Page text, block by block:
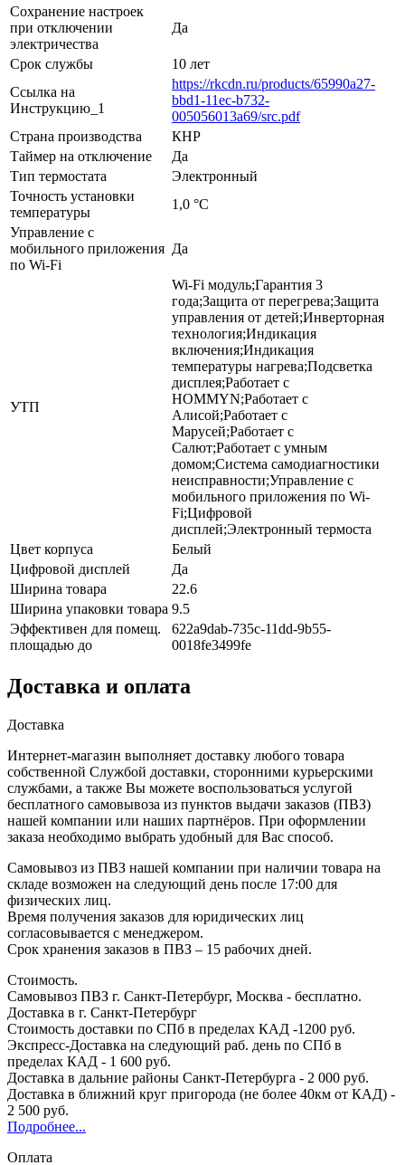
Сохранение настроек
при отключении
электричества
Да
Срок службы
10 лет
Ссылка на
Инструкцию_1
https://rkcdn.ru/products/65990a27-
bbd1-11ec-b732-
005056013a69/src.pdf
Страна производства
КНР
Таймер на отключение
Да
Тип термостата
Электронный
Точность установки
температуры
1,0 °С
Управление c
мобильного приложения
по Wi-Fi
Да
УТП
Wi-Fi модуль;Гарантия 3
года;Защита от перегрева;Защита
управления от детей;Инверторная
технология;Индикация
включения;Индикация
температуры нагрева;Подсветка
дисплея;Работает с
HOMMYN;Работает с
Алисой;Работает с
Марусей;Работает с
Салют;Работает с умным
домом;Система самодиагностики
неисправности;Управление c
мобильного приложения по Wi-
Fi;Цифровой
дисплей;Электронный термоста
Цвет корпуса
Белый
Цифровой дисплей
Да
Ширина товара
22.6
Ширина упаковки товара 9.5
Эффективен для помещ.
площадью до
622a9dab-735c-11dd-9b55-
0018fe3499fe
Доставка и оплата
Доставка
Интернет-магазин выполняет доставку любого товара
собственной Службой доставки, сторонними курьерскими
службами, а также Вы можете воспользоваться услугой
бесплатного самовывоза из пунктов выдачи заказов (ПВЗ)
нашей компании или наших партнёров. При оформлении
заказа необходимо выбрать удобный для Вас способ.
Самовывоз из ПВЗ нашей компании при наличии товара на
складе возможен на следующий день после 17:00 для
физических лиц.
Время получения заказов для юридических лиц
согласовывается с менеджером.
Срок хранения заказов в ПВЗ – 15 рабочих дней.
Стоимость.
Самовывоз ПВЗ г. Санкт-Петербург, Москва - бесплатно.
Доставка в г. Санкт-Петербург
Стоимость доставки по СПб в пределах КАД -1200 руб.
Экспресс-Доставка на следующий раб. день по СПб в
пределах КАД - 1 600 руб.
Доставка в дальние районы Санкт-Петербурга - 2 000 руб.
Доставка в ближний круг пригорода (не более 40км от КАД) -
2 500 руб.
Подробнее...
Оплата